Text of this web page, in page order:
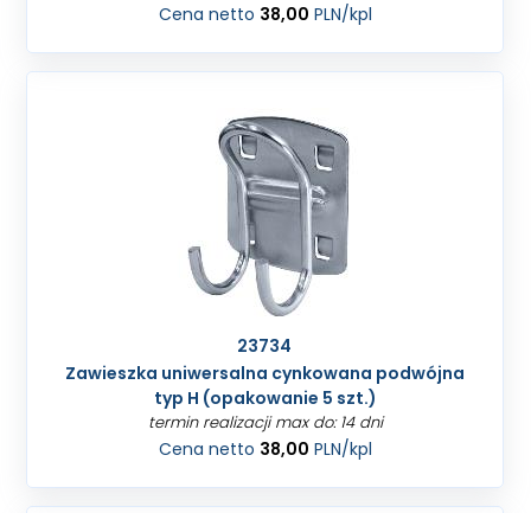
Cena netto 38,00 PLN/kpl
23734
Zawieszka uniwersalna cynkowana podwójna
typ H (opakowanie 5 szt.)
termin realizacji max do: 14 dni
Cena netto 38,00 PLN/kpl